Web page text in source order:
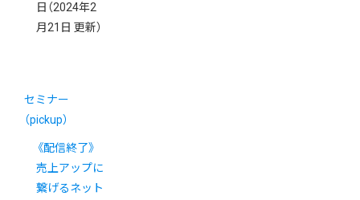
日 （2024年2
月21日 更新）
セミナー
（pickup）
《配信終了》
売上アップに
繋げるネット